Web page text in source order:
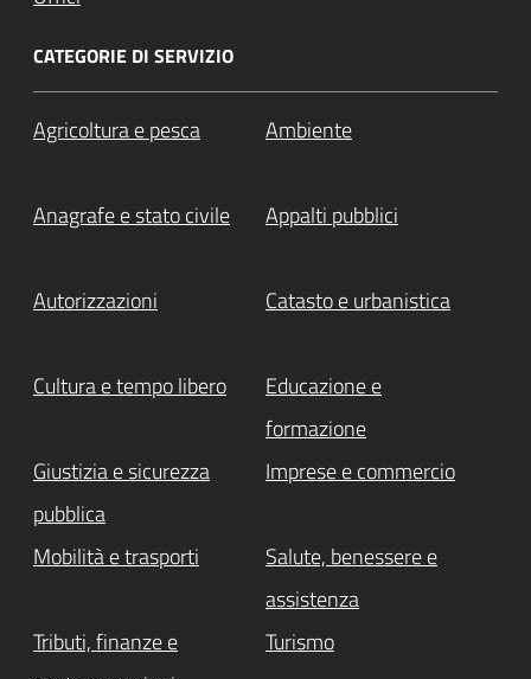
CATEGORIE DI SERVIZIO
Agricoltura e pesca Ambiente
Anagrafe e stato civile Appalti pubblici
Autorizzazioni Catasto e urbanistica
Cultura e tempo libero
Educazione e
formazione
Giustizia e sicurezza
pubblica
Imprese e commercio
Mobilità e trasporti
Salute, benessere e
assistenza
Tributi, finanze e
Turismo